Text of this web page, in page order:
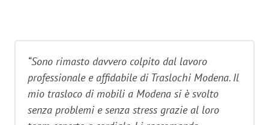
“Sono rimasto davvero colpito dal lavoro
professionale e affidabile di Traslochi Modena. Il
mio trasloco di mobili a Modena si è svolto
senza problemi e senza stress grazie al loro